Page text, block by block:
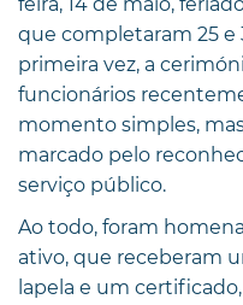
que completaram 25 e
primeira vez, a
funcionários
momento simples,
marcado pelo
serviço público.
Ao todo, foram
ativo, que receberam
lapela e um